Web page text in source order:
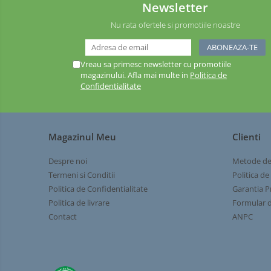
Curatare si intretinere
Plite, grile si tavi
Unelte de sapat
CAMPING
ARTICOLE
CRACIUN
Newsletter
Nu rata ofertele si promotiile noastre
Vreau sa primesc newsletter cu promotiile
magazinului. Afla mai multe in Politica de
Confidentialitate
Magazinul Meu
Despre noi
Termeni si Conditii
Politica de Confidentialitate
Politica de livrare
Contact
Clienti
Metode
Politica
Garantia
Formular
ANPC